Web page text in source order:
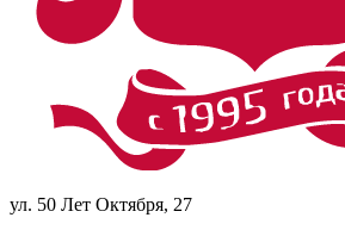
ул. 50 Лет Октября, 27